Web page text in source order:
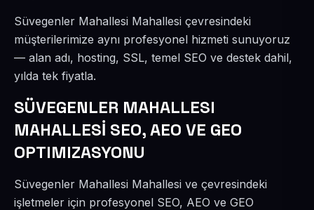
Süvegenler Mahallesi Mahallesi çevresindeki
müşterilerimize aynı profesyonel hizmeti sunuyoruz
— alan adı, hosting, SSL, temel SEO ve destek dahil,
yılda tek fiyatla.
SÜVEGENLER MAHALLESI
MAHALLESİ SEO, AEO VE GEO
OPTIMIZASYONU
Süvegenler Mahallesi Mahallesi ve çevresindeki
işletmeler için profesyonel SEO, AEO ve GEO